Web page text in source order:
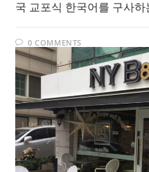
국 교포식 한국어를 구사
0 COMMENTS